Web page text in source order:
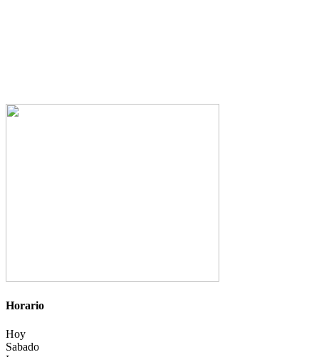
Horario
Hoy
Sabado